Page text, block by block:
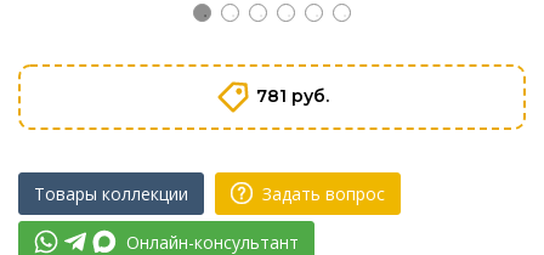
781 руб.
Товары коллекции Задать вопрос
Онлайн-консультант